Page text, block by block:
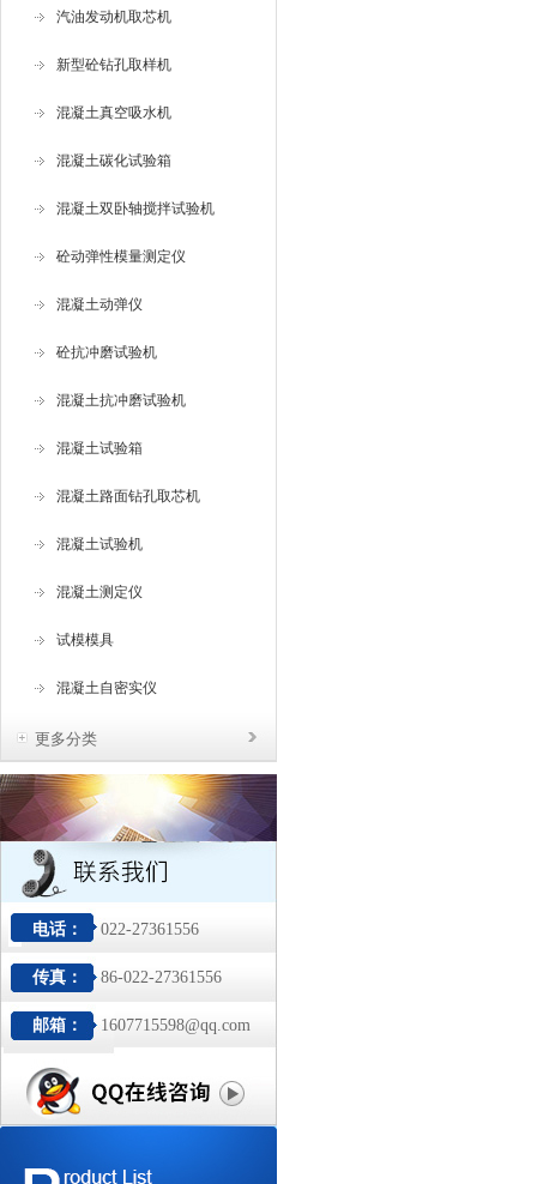
汽油发动机取芯机
新型砼钻孔取样机
混凝土真空吸水机
混凝土碳化试验箱
混凝土双卧轴搅拌试验机
砼动弹性模量测定仪
混凝土动弹仪
砼抗冲磨试验机
混凝土抗冲磨试验机
混凝土试验箱
混凝土路面钻孔取芯机
混凝土试验机
混凝土测定仪
试模模具
混凝土自密实仪
更多分类
电话： 022-27361556
传真： 86-022-27361556
邮箱： 1607715598@qq.com